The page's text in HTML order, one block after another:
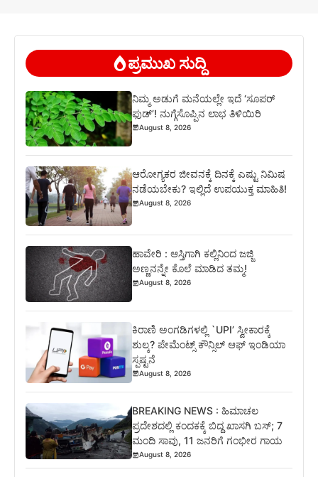
ಪ್ರಮುಖ ಸುದ್ದಿ
ನಿಮ್ಮ ಅಡುಗೆ ಮನೆಯಲ್ಲೇ ಇದೆ ‘ಸೂಪರ್
ಫುಡ್’! ನುಗ್ಗೆಸೊಪ್ಪಿನ ಲಾಭ ತಿಳಿಯಿರಿ
August 8, 2026
ಆರೋಗ್ಯಕರ ಜೀವನಕ್ಕೆ ದಿನಕ್ಕೆ ಎಷ್ಟು ನಿಮಿಷ
ನಡೆಯಬೇಕು? ಇಲ್ಲಿದೆ ಉಪಯುಕ್ತ ಮಾಹಿತಿ!
August 8, 2026
ಹಾವೇರಿ : ಆಸ್ತಿಗಾಗಿ ಕಲ್ಲಿನಿಂದ ಜಜ್ಜಿ
ಅಣ್ಣನನ್ನೇ ಕೊಲೆ ಮಾಡಿದ ತಮ್ಮ!
August 8, 2026
ಕಿರಾಣಿ ಅಂಗಡಿಗಳಲ್ಲಿ `UPI’ ಸ್ವೀಕಾರಕ್ಕೆ
ಶುಲ್ಕ? ಪೇಮೆಂಟ್ಸ್ ಕೌನ್ಸಿಲ್ ಆಫ್ ಇಂಡಿಯಾ
ಸ್ಪಷ್ಟನೆ
August 8, 2026
BREAKING NEWS : ಹಿಮಾಚಲ
ಪ್ರದೇಶದಲ್ಲಿ ಕಂದಕಕ್ಕೆ ಬಿದ್ದ ಖಾಸಗಿ ಬಸ್; 7
ಮಂದಿ ಸಾವು, 11 ಜನರಿಗೆ ಗಂಭೀರ ಗಾಯ
August 8, 2026